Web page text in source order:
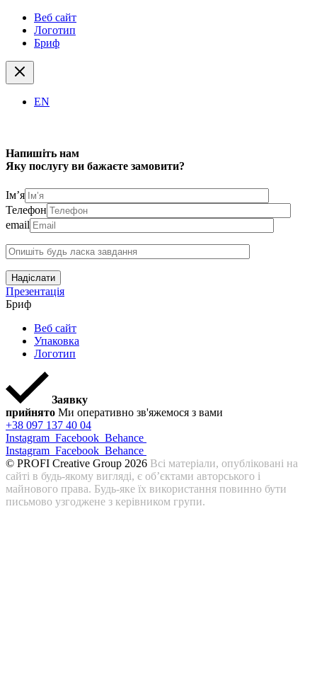
Веб сайт
Логотип
Бриф
EN
Напишіть нам
Яку послугу ви бажаєте замовити?
Ім’я
Телефон
email
Надіслати
Презентація
Бриф
Веб сайт
Упаковка
Логотип
Заявку
прийнято Ми оперативно зв'яжемося з вами
+38 097 137 40 04
Instagram Facebook Behance
Instagram Facebook Behance
© PROFI Creative Group 2026 Всі матеріали, опубліковані на
сайті в будь-якому вигляді, є об’єктами авторського і
майнового права. Будь-яке їх використання повинно бути
письмово узгоджене з керівником групи.